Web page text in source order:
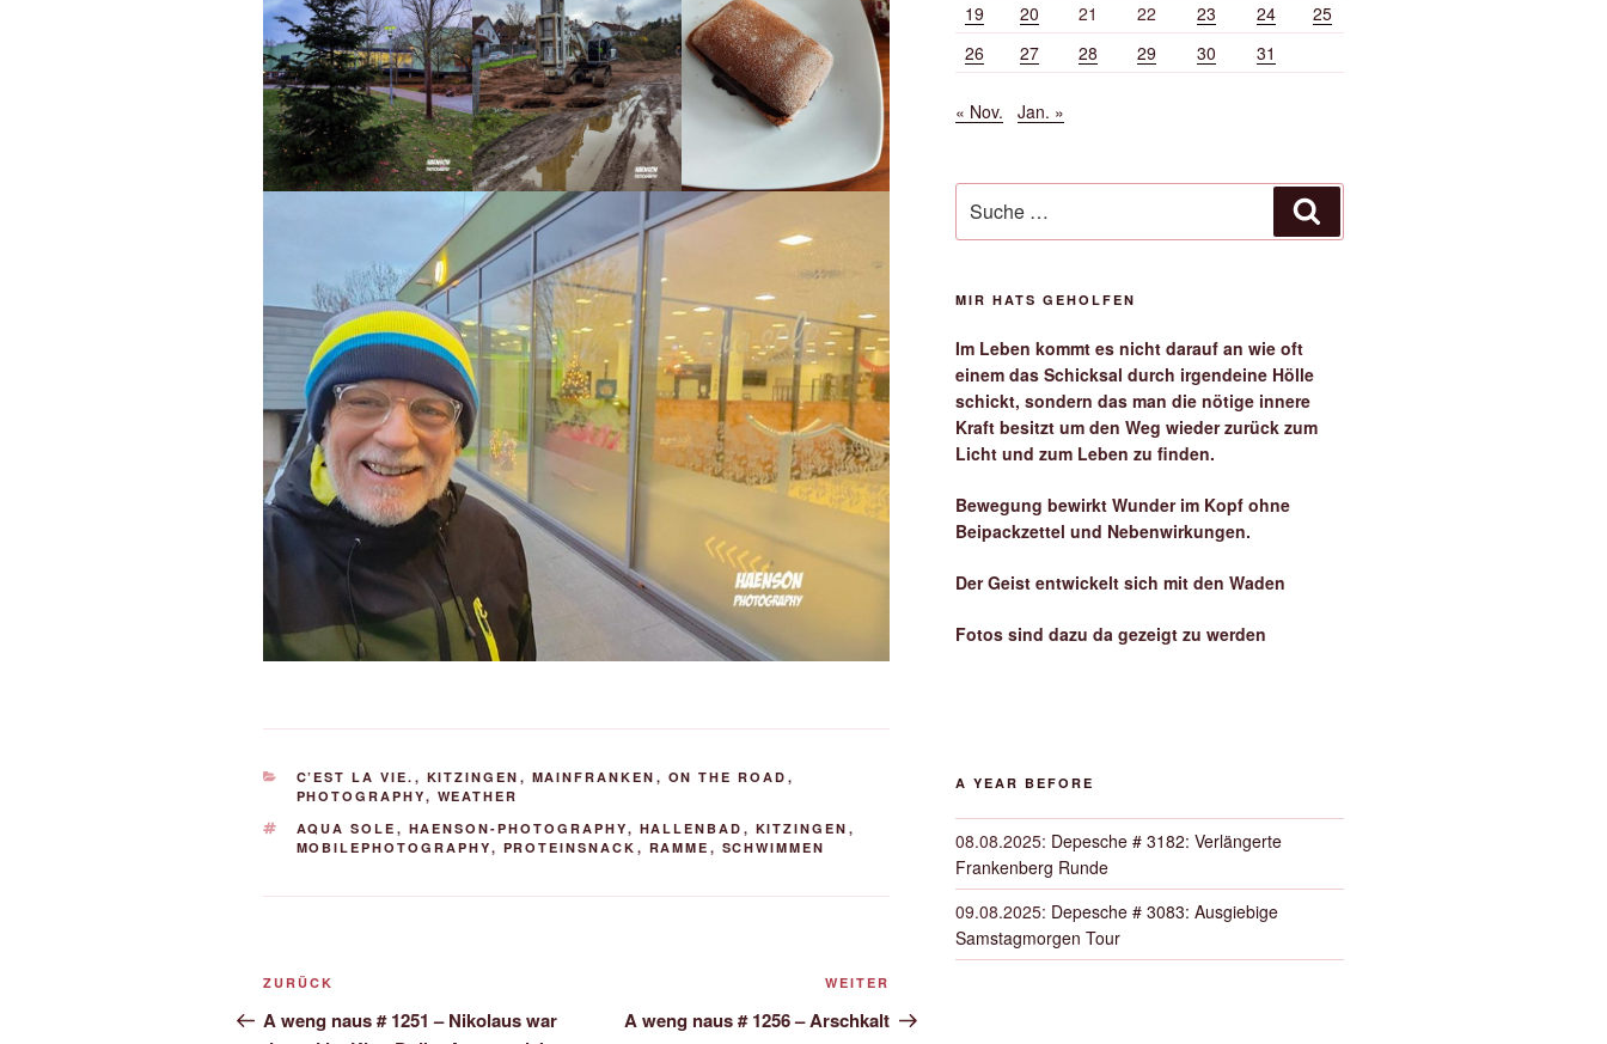
KATEGORIEN
C’EST LA VIE. , KITZINGEN , MAINFRANKEN , ON THE ROAD ,
PHOTOGRAPHY, WEATHER
SCHLAGWÖRTER
AQUA SOLE , HAENSON-PHOTOGRAPHY, HALLENBAD , KITZINGEN ,
MOBILEPHOTOGRAPHY, PROTEINSNACK , RAMME , SCHWIMMEN
Beitrags-
Navigation
Vorheriger
Beitrag
ZURÜCK
A weng naus # 1251 – Nikolaus war
Beitrag
WEITER
A weng naus # 1256 – Arschkalt
19
20 21 22 23 24
25
26
27 28 29 30 31
« Nov. Jan. »
nach:
MIR HATS GEHOLFEN
Im Leben kommt es nicht darauf an wie oft
einem das Schicksal durch irgendeine Hölle
schickt, sondern das man die nötige innere
Kraft besitzt um den Weg wieder zurück zum
Licht und zum Leben zu finden.
Bewegung bewirkt Wunder im Kopf ohne
Beipackzettel und Nebenwirkungen.
Der Geist entwickelt sich mit den Waden
Fotos sind dazu da gezeigt zu werden
A YEAR BEFORE
08.08.2025: Depesche # 3182: Verlängerte
Frankenberg Runde
09.08.2025: Depesche # 3083: Ausgiebige
Samstagmorgen Tour